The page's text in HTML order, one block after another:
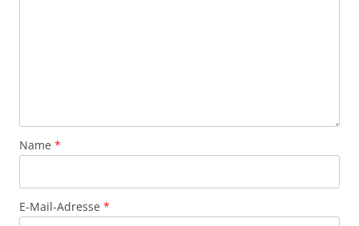
Name *
E-Mail-Adresse *